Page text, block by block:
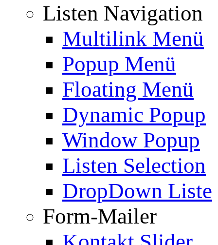
Listen Navigation
Multilink Menü
Popup Menü
Floating Menü
Dynamic Popup
Window Popup
Listen Selection
DropDown Liste
Form-Mailer